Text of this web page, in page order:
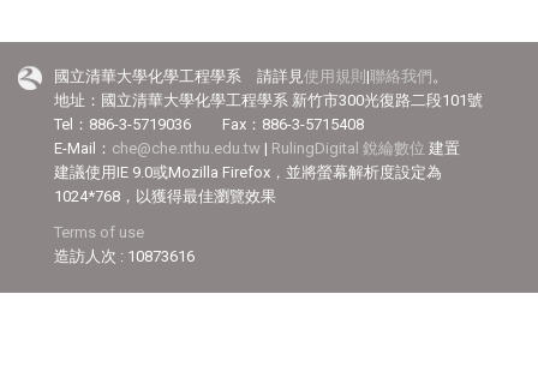
國立清華大學化學工程學系 請詳見使用規則 |聯絡我們 。
地址：國立清華大學化學工程學系 新竹市300光復路二段101號
Tel：886-3-5719036 Fax：886-3-5715408
E-Mail： che@che.nthu.edu.tw | RulingDigital 銳綸數位 建置
建議使用IE 9.0或Mozilla Firefox，並將螢幕解析度設定為
1024*768，以獲得最佳瀏覽效果
Terms of use
造訪人次 : 10873616